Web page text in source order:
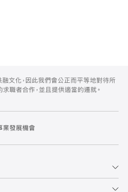
文化，因此我們會公正而平等地對待所
職者合作，並且提供適當的遷就。
發展機會